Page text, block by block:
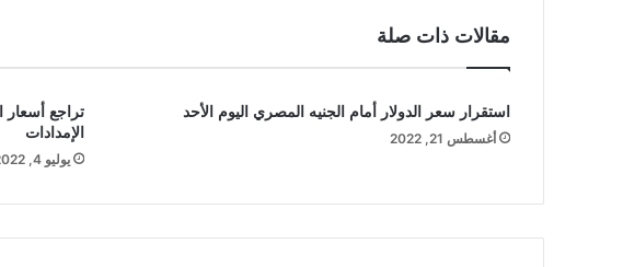
مقالات ذات صلة
استقرار سعر الدولار أمام الجنيه المصري اليوم الأحد
أغسطس 21, 2022
تراجع
الإمدادات
يوليو 4, 2022